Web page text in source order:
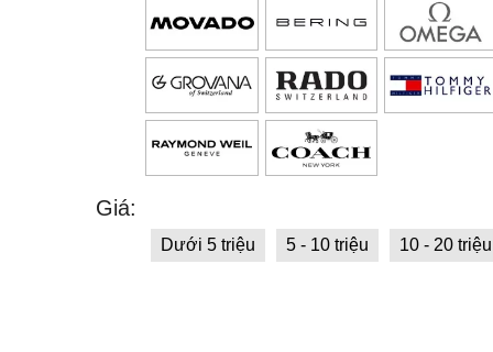
Giá:
Dưới 5 triệu 5 - 10 triệu 10 - 20 triệu